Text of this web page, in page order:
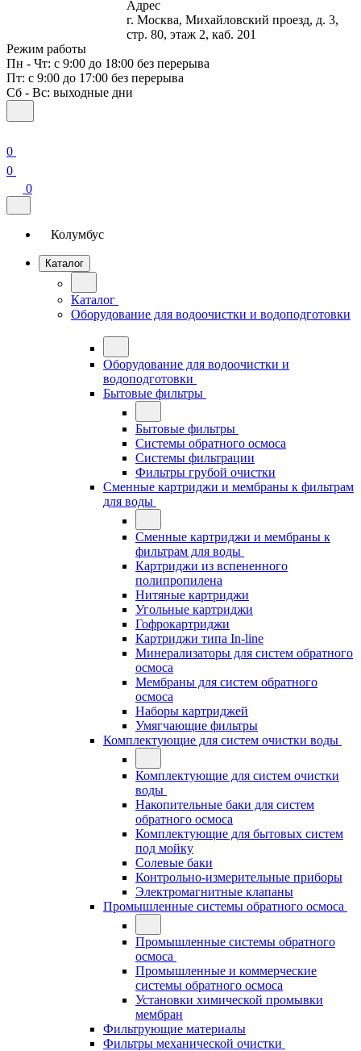
Адрес
г. Москва, Михайловский проезд, д. 3,
стр. 80, этаж 2, каб. 201
Режим работы
Пн - Чт: с 9:00 до 18:00 без перерыва
Пт: с 9:00 до 17:00 без перерыва
Сб - Вс: выходные дни
0
0
0
Колумбус
Каталог
Каталог
Оборудование для водоочистки и водоподготовки
Оборудование для водоочистки и
водоподготовки
Бытовые фильтры
Бытовые фильтры
Системы обратного осмоса
Системы фильтрации
Фильтры грубой очистки
Сменные картриджи и мембраны к фильтрам
для воды
Сменные картриджи и мембраны к
фильтрам для воды
Картриджи из вспененного
полипропилена
Нитяные картриджи
Угольные картриджи
Гофрокартриджи
Картриджи типа In-line
Минерализаторы для систем обратного
осмоса
Мембраны для систем обратного
осмоса
Наборы картриджей
Умягчающие фильтры
Комплектующие для систем очистки воды
Комплектующие для систем очистки
воды
Накопительные баки для систем
обратного осмоса
Комплектующие для бытовых систем
под мойку
Солевые баки
Контрольно-измерительные приборы
Электромагнитные клапаны
Промышленные системы обратного осмоса
Промышленные системы обратного
осмоса
Промышленные и коммерческие
системы обратного осмоса
Установки химической промывки
мембран
Фильтрующие материалы
Фильтры механической очистки